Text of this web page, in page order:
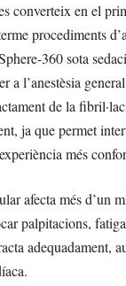
converteix en el
procediments
360 sota
a l’anestèsia
de la
ja que permet
més
afecta més d’un
palpitacions,
adequadament,